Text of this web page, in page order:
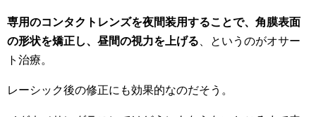
専用のコンタクトレンズを夜間装用することで、角膜表面
の形状を矯正し、昼間の視力を上げる 、というのがオサー
ト治療。
レーシック後の修正にも効果的なのだそう。